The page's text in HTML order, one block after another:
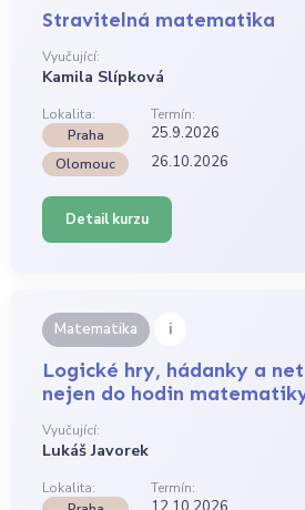
Stravitelná matematika
Vyučující:
Kamila Slípková
Lokalita:
Termín:
Praha
25.9.2026
Olomouc 26.10.2026
Detail kurzu
Matematika i
Logické hry, hádanky a
nejen do hodin
Vyučující:
Lukáš Javorek
Lokalita:
Termín: